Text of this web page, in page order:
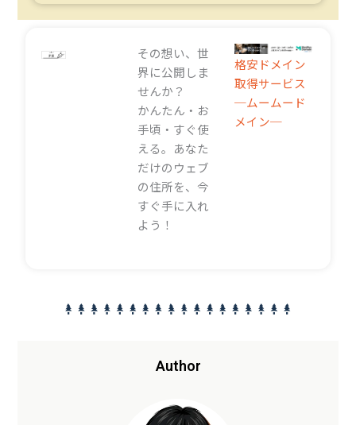
その想い、世
界に公開しま
せんか？
かんたん・お
手頃・すぐ使
える。あなた
だけのウェブ
の住所を、今
すぐ手に入れ
よう！
格安ドメイン
取得サービス
─ムームード
メイン─
Author